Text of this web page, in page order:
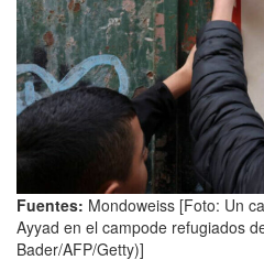
Fuentes: Mondoweiss [Foto: Un
Ayyad en el campode refugiados
Bader/AFP/Getty)]